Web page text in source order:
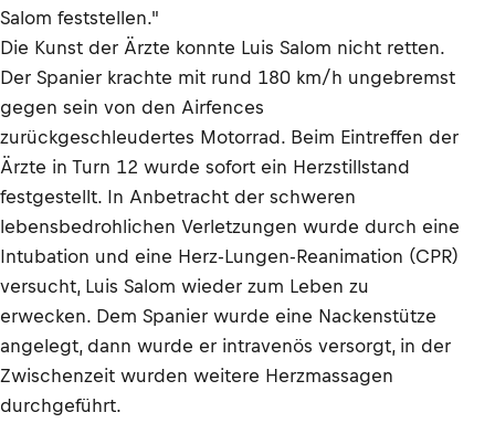
Salom feststellen."
Die Kunst der Ärzte konnte Luis Salom nicht retten.
Der Spanier krachte mit rund 180 km/h ungebremst
gegen sein von den Airfences
zurückgeschleudertes Motorrad. Beim Eintreffen der
Ärzte in Turn 12 wurde sofort ein Herzstillstand
festgestellt. In Anbetracht der schweren
lebensbedrohlichen Verletzungen wurde durch eine
Intubation und eine Herz-Lungen-Reanimation (CPR)
versucht, Luis Salom wieder zum Leben zu
erwecken. Dem Spanier wurde eine Nackenstütze
angelegt, dann wurde er intravenös versorgt, in der
Zwischenzeit wurden weitere Herzmassagen
durchgeführt.